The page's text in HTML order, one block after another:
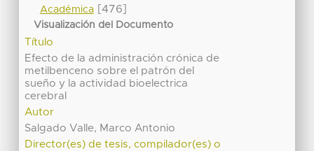
Académica[476]
Visualización del Documento
Título
Efecto de la administración crónica de
metilbenceno sobre el patrón del
sueño y la actividad bioelectrica
cerebral
Autor
Salgado Valle, Marco Antonio
Director(es) de tesis, compilador(es) o